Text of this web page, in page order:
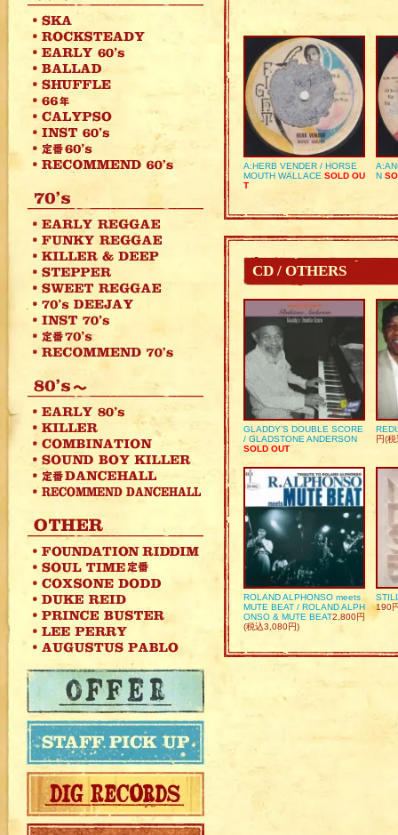
A:HERB VENDER / HORSE
MOUTH WALLACE SOLD OU
T
N
CD / OTHERS
GLADDY’S DOUBLE SCORE
/ GLADSTONE ANDERSON
SOLD OUT
円(
ROLAND ALPHONSO meets
MUTE BEAT / ROLAND ALPH
ONSO & MUTE BEAT2,800円
(税込3,080円)
190